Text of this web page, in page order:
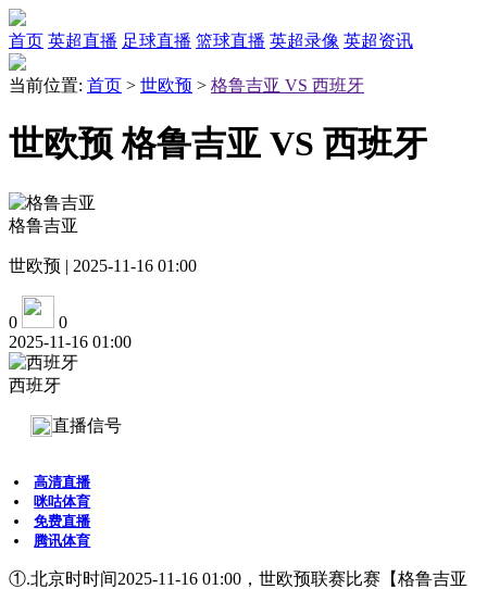
首页 英超直播 足球直播 篮球直播 英超录像 英超资讯
当前位置: 首页 > 世欧预 > 格鲁吉亚 VS 西班牙
世欧预 格鲁吉亚 VS 西班牙
格鲁吉亚
世欧预 | 2025-11-16 01:00
0
0
2025-11-16 01:00
西班牙
直播信号
高清直播
咪咕体育
免费直播
腾讯体育
①.北京时时间2025-11-16 01:00，世欧预联赛比赛【格鲁吉亚